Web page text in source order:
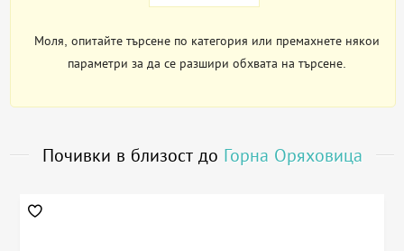
Моля, опитайте търсене по категория или премахнете някои
параметри за да се разшири обхвата на търсене.
Почивки в близост до Горна Оряховица